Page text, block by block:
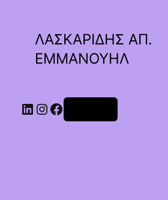
ΛΑΣΚΑΡΙΔΗΣ ΑΠ.
ΕΜΜΑΝΟΥΗΛ
Linkedin
Instagram
Facebook